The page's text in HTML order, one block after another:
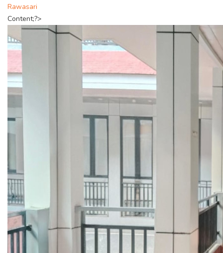
Rawasari
Content;?>